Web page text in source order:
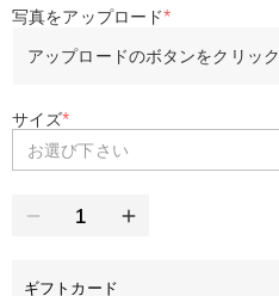
写真をアップロード*
アップロードのボタンをクリック
サイズ*
お選び下さい
ギフトカード